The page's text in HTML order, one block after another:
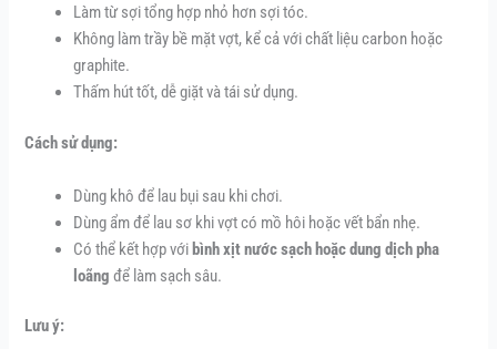
Làm từ sợi tổng hợp nhỏ hơn sợi tóc.
Không làm trầy bề mặt vợt, kể cả với chất liệu carbon hoặc
graphite.
Thấm hút tốt, dễ giặt và tái sử dụng.
Cách sử dụng:
Dùng khô để lau bụi sau khi chơi.
Dùng ẩm để lau sơ khi vợt có mồ hôi hoặc vết bẩn nhẹ.
Có thể kết hợp với bình xịt nước sạch hoặc dung dịch pha
loãng để làm sạch sâu.
Lưu ý: